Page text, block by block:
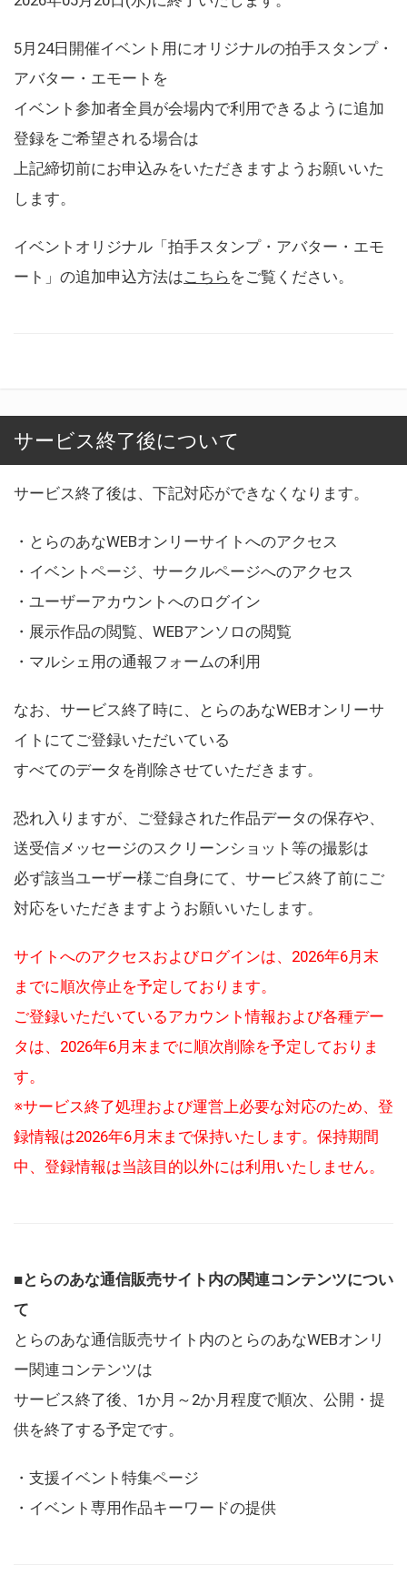
5月24日開催イベント用にオリジナルの拍手スタンプ・
アバター・エモートを
イベント参加者全員が会場内で利用できるように追加
登録をご希望される場合は
上記締切前にお申込みをいただきますようお願いいた
します。
イベントオリジナル「拍手スタンプ・アバター・エモ
ート」の追加申込方法はこちら をご覧ください。
サービス終了後について
サービス終了後は、下記対応ができなくなります。
・とらのあなWEBオンリーサイトへのアクセス
・イベントページ、サークルページへのアクセス
・ユーザーアカウントへのログイン
・展示作品の閲覧、WEBアンソロの閲覧
・マルシェ用の通報フォームの利用
なお、サービス終了時に、とらのあなWEBオンリーサ
イトにてご登録いただいている
すべてのデータを削除させていただきます。
恐れ入りますが、ご登録された作品データの保存や、
送受信メッセージのスクリーンショット等の撮影は
必ず該当ユーザー様ご自身にて、サービス終了前にご
対応をいただきますようお願いいたします。
サイトへのアクセスおよびログインは、2026年6月末
までに順次停止を予定しております。
ご登録いただいているアカウント情報および各種デー
タは、2026年6月末までに順次削除を予定しておりま
す。
※サービス終了処理および運営上必要な対応のため、登
録情報は2026年6月末まで保持いたします。保持期間
中、登録情報は当該目的以外には利用いたしません。
■とらのあな通信販売サイト内の関連コンテンツについ
て
とらのあな通信販売サイト内のとらのあなWEBオンリ
ー関連コンテンツは
サービス終了後、1か月～2か月程度で順次、公開・提
供を終了する予定です。
・支援イベント特集ページ
・イベント専用作品キーワードの提供